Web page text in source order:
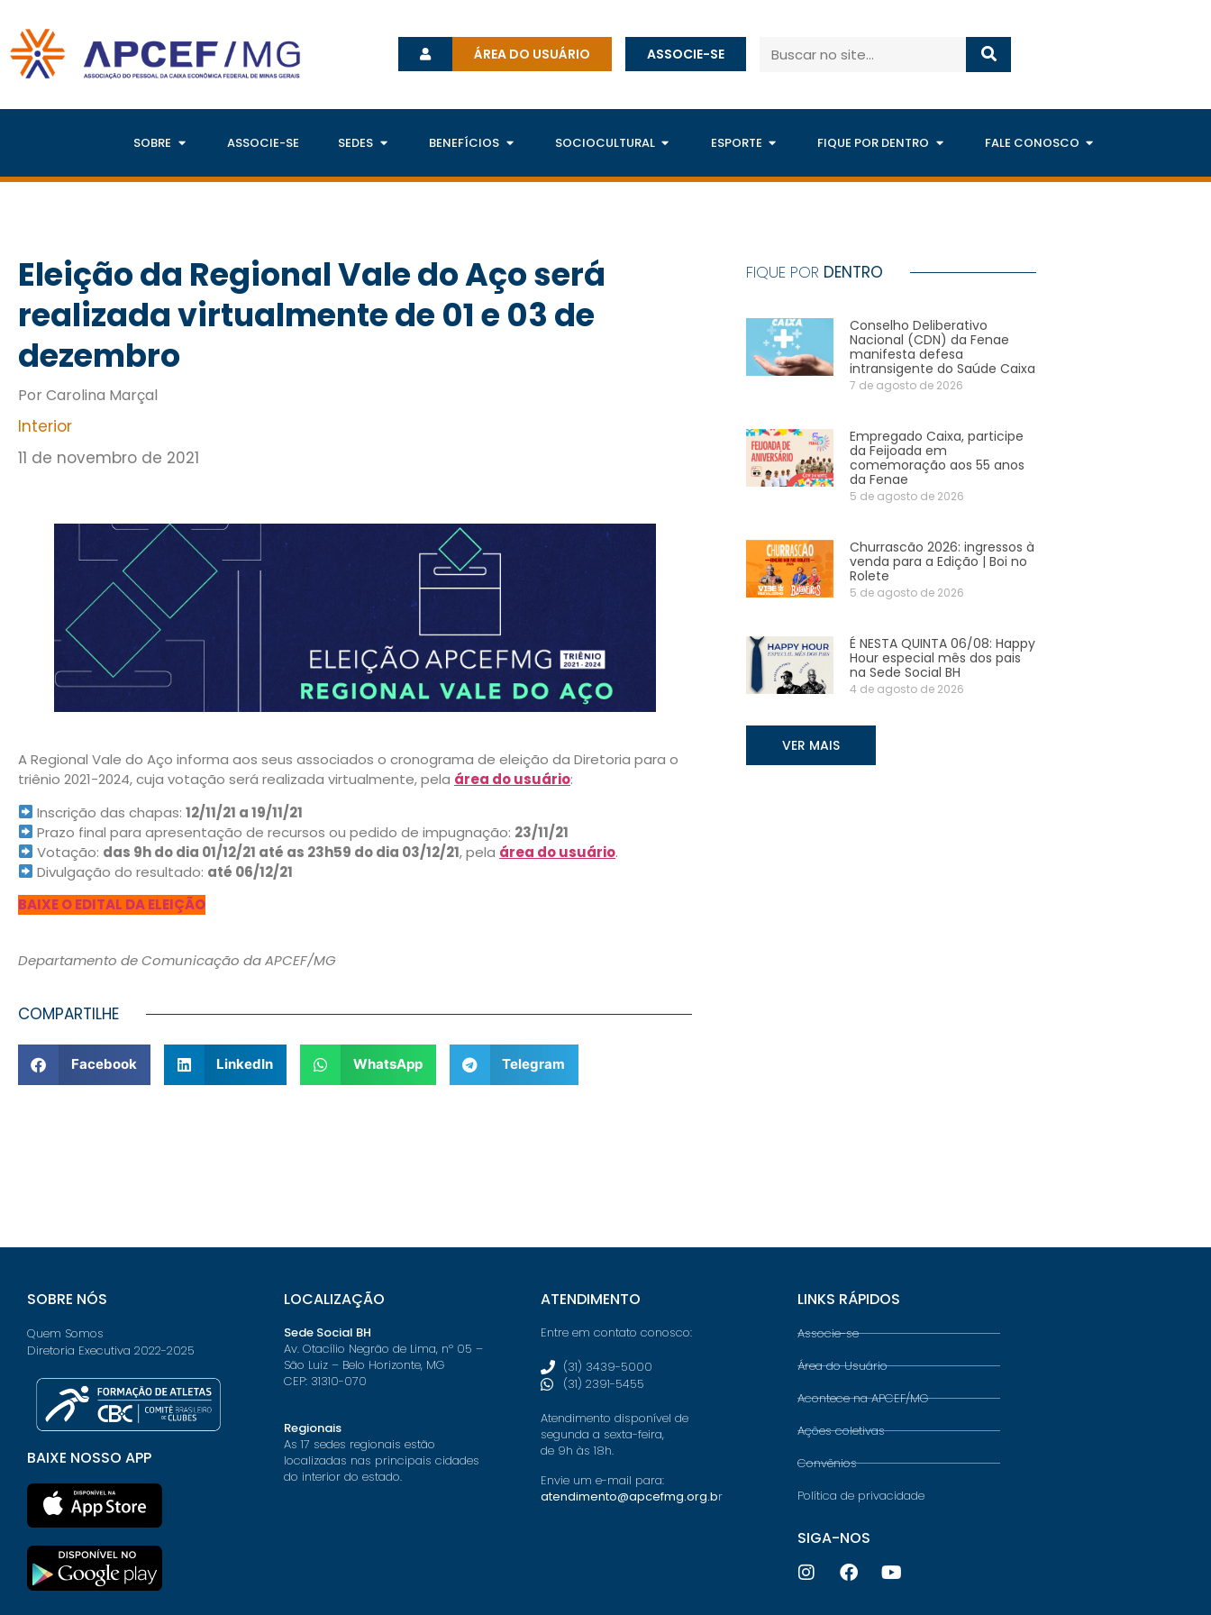
ÁREA DO USUÁRIO ASSOCIE-SE
SOBRE ASSOCIE-SE SEDES BENEFÍCIOS SOCIOCULTURAL ESPORTE FIQUE POR DENTRO FALE CONOSCO
Eleição da Regional Vale do Aço será
realizada virtualmente de 01 e 03 de
dezembro
Por Carolina Marçal
Interior
11 de novembro de 2021
A Regional Vale do Aço informa aos seus associados o cronograma de eleição da Diretoria para o
triênio 2021-2024, cuja votação será realizada virtualmente, pela área do usuário:
Inscrição das chapas:12/11/21 a 19/11/21
Prazo final para apresentação de recursos ou pedido de impugnação: 23/11/21
Votação: das 9h do dia 01/12/21 até as 23h59 do dia 03/12/21, pela área do usuário.
Divulgação do resultado: até 06/12/21
BAIXE O EDITAL DA ELEIÇÃO
Departamento de Comunicação da APCEF/MG
COMPARTILHE
Facebook LinkedIn WhatsApp Telegram
FIQUE POR DENTRO
Conselho Deliberativo
Nacional (CDN) da Fenae
manifesta defesa
intransigente do Saúde Caixa
7 de agosto de 2026
Empregado Caixa, participe
da Feijoada em
comemoração aos 55 anos
da Fenae
5 de agosto de 2026
Churrascão 2026: ingressos à
venda para a Edição | Boi no
Rolete
5 de agosto de 2026
É NESTA QUINTA 06/08: Happy
Hour especial mês dos pais
na Sede Social BH
4 de agosto de 2026
VER MAIS
SOBRE NÓS
Quem Somos
Diretoria Executiva 2022-2025
BAIXE NOSSO APP
LOCALIZAÇÃO
Sede Social BH
Av. Otacílio Negrão de Lima, nº 05 –
São Luiz – Belo Horizonte, MG
CEP: 31310-070
Regionais
As 17 sedes regionais estão
localizadas nas principais cidades
do interior do estado.
ATENDIMENTO
Entre em contato conosco:
(31) 3439-5000
(31) 2391-5455
Atendimento disponível de
segunda a sexta-feira,
de 9h às 18h.
Envie um e-mail para:
atendimento@apcefmg.org.br
LINKS RÁPIDOS
Associe-se
Área do Usuário
Acontece na APCEF/MG
Ações coletivas
Convênios
Política de privacidade
SIGA-NOS